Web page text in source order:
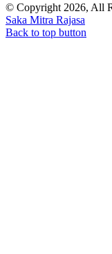
© Copyright 2026, All
Saka Mitra Rajasa
Back to top button